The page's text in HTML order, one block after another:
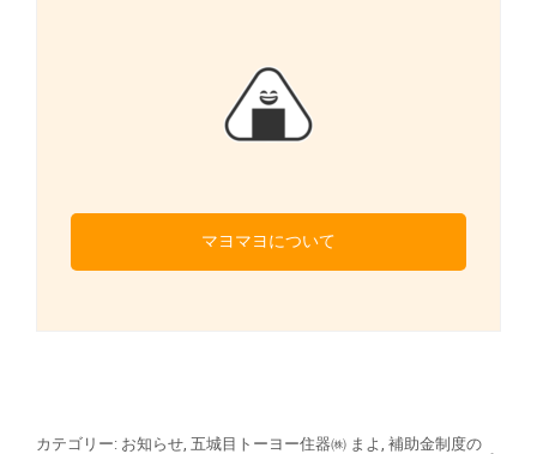
マヨマヨについて
カテゴリー: お知らせ 五城目トーヨー住器㈱ まよ 補助金制度の